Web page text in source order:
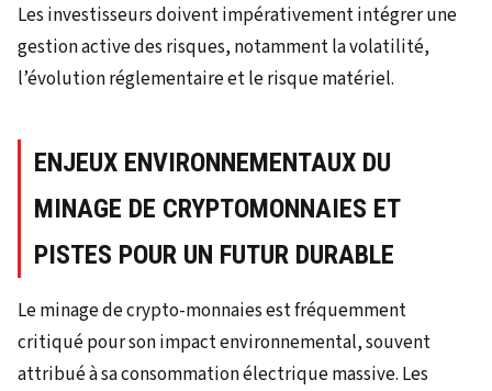
Les investisseurs doivent impérativement intégrer une
gestion active des risques, notamment la volatilité,
l’évolution réglementaire et le risque matériel.
ENJEUX ENVIRONNEMENTAUX DU
MINAGE DE CRYPTOMONNAIES ET
PISTES POUR UN FUTUR DURABLE
Le minage de crypto-monnaies est fréquemment
critiqué pour son impact environnemental, souvent
attribué à sa consommation électrique massive. Les